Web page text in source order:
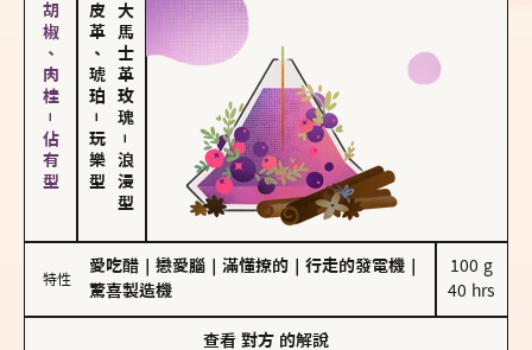
胡椒、肉桂－佔有型 皮革、琥珀
－
玩樂型
大馬士革玫瑰
－
浪漫型
特性
愛吃醋 戀愛腦 滿懂撩的 行走的發電機
驚喜製造機
100 g
40 hrs
查看 對方 的解說